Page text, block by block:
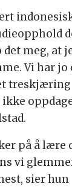
meg, at
Vi har jo
treskjæring
på å lære
vi
sier hun